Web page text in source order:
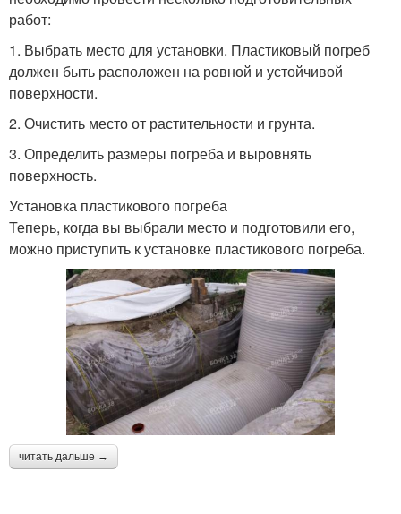
работ:
1. Выбрать место для установки. Пластиковый погреб
должен быть расположен на ровной и устойчивой
поверхности.
2. Очистить место от растительности и грунта.
3. Определить размеры погреба и выровнять
поверхность.
Установка пластикового погреба
Теперь, когда вы выбрали место и подготовили его,
можно приступить к установке пластикового погреба.
читать дальше →